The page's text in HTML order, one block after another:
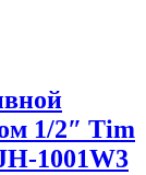
1/2″ Tim
1001W3